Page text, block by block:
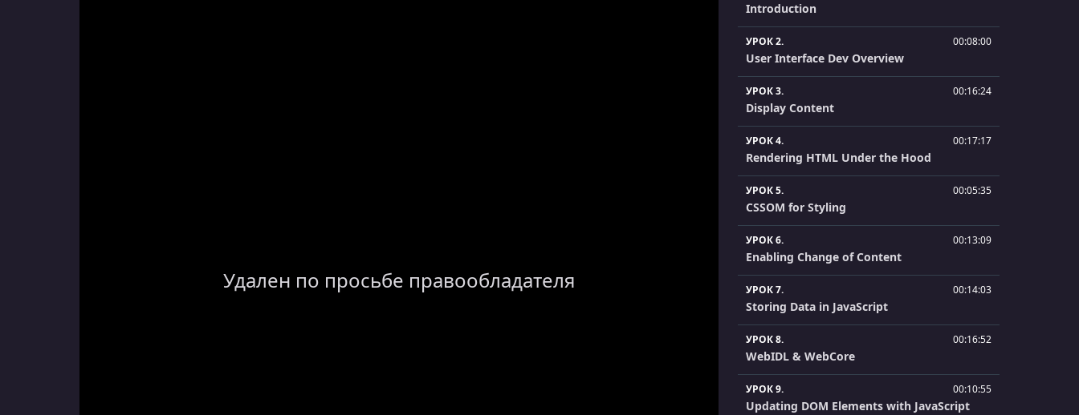
Удален по просьбе правообладателя
Introduction
УРОК 2. 00:08:00
User Interface Dev Overview
УРОК 3. 00:16:24
Display Content
УРОК 4. 00:17:17
Rendering HTML Under the Hood
УРОК 5. 00:05:35
CSSOM for Styling
УРОК 6. 00:13:09
Enabling Change of Content
УРОК 7. 00:14:03
Storing Data in JavaScript
УРОК 8. 00:16:52
WebIDL & WebCore
УРОК 9. 00:10:55
Updating DOM Elements with JavaScript